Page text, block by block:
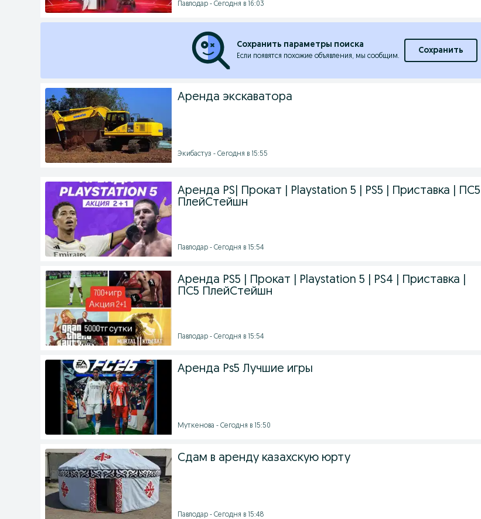
Павлодар - Сегодня в 16:03
Сохранить параметры поиска
Если появятся похожие объявления, мы сообщим.
Сохранить
Аренда экскаватора
Экибастуз - Сегодня в 15:55
Аренда PS| Прокат | Playstation 5 | PS5 | Приставка | ПС5 |
ПлейСтейшн
Павлодар - Сегодня в 15:54
Аренда PS5 | Прокат | Playstation 5 | PS4 | Приставка |
ПС5 ПлейСтейшн
Павлодар - Сегодня в 15:54
Аренда Ps5 Лучшие игры
Муткенова - Сегодня в 15:50
Сдам в аренду казахскую юрту
Павлодар - Сегодня в 15:48